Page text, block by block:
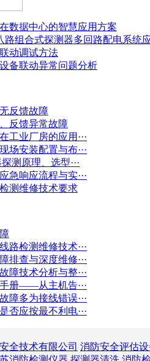
数据中心的智慧应用方案
路组合式探测器多回路配电系统
动调试方法
备联动异常问题分析
反馈故障
反馈异常故障
工业厂房的应用···
场安装配置与布···
测原理、选型···
急响应流程与实···
测维修技术要求
路检测维修技术···
排查与深度维修···
障技术分析与整···
册——从主机告···
障多为接线错误···
否应按最不利电···
全技术有限公司 消防安全评估设